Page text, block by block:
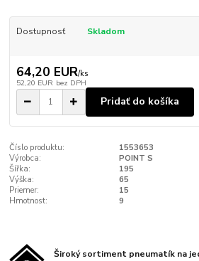
Dostupnosť Skladom
64,20 EUR/ks
52,20 EUR bez DPH
Pridať do košíka
Číslo produktu:
1553653
Výrobca:
POINT S
Šířka:
195
Výška:
65
Priemer:
15
Hmotnost:
9
Široký sortiment pneumatík na